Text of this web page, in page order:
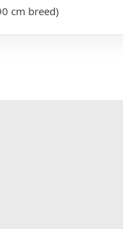
cm breed)